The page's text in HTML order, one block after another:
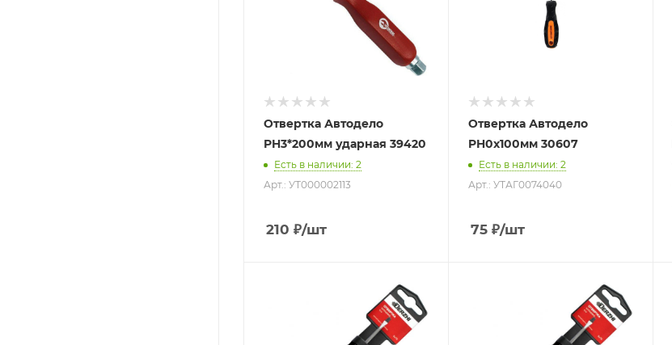
Отвертка Автодело
PH3*200мм ударная 39420
Есть в наличии: 2
Арт.: УТ000002113
210 ₽/шт
Отвертка Автодело
PH0х100мм 30607
Есть в наличии: 2
Арт.: УТАГ0074040
75 ₽/шт